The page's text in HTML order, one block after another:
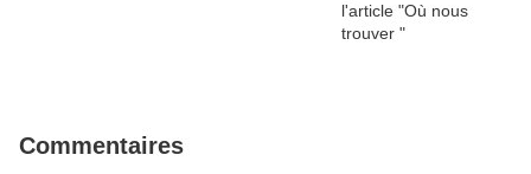
Commentaires